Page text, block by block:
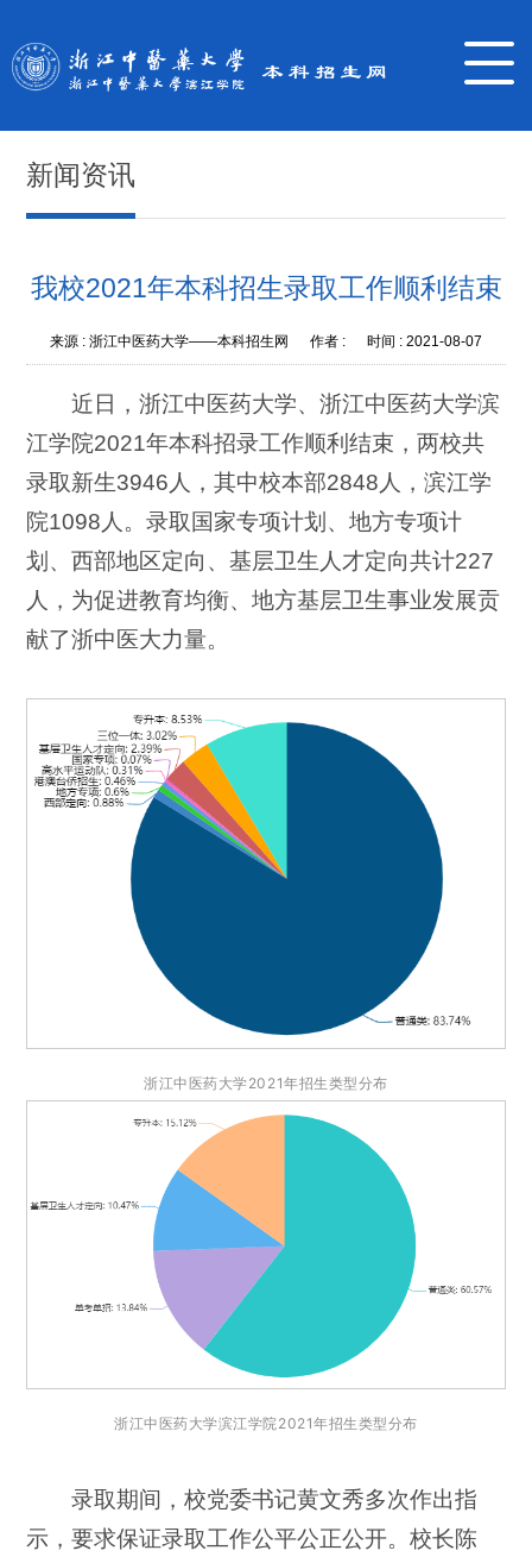
新闻资讯
我校2021年本科招生录取工作顺利结束
来源 : 浙江中医药大学——本科招生网 作者 : 时间 : 2021-08-07
近日，浙江中医药大学、浙江中医药大学滨
江学院2021年本科招录工作顺利结束，两校共
录取新生3946人，其中校本部2848人，滨江学
院1098人。录取国家专项计划、地方专项计
划、西部地区定向、基层卫生人才定向共计227
人，为促进教育均衡、地方基层卫生事业发展贡
献了浙中医大力量。
浙江中医药大学2021年招生类型分布
浙江中医药大学滨江学院2021年招生类型分布
录取期间，校党委书记黄文秀多次作出指
示，要求保证录取工作公平公正公开。校长陈